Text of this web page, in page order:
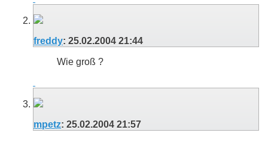
freddy: 25.02.2004 21:44
Wie groß ?
mpetz: 25.02.2004 21:57